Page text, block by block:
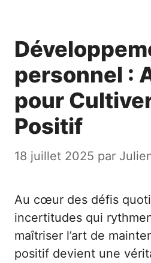
personnel :
pour
Positif
18 juillet 2025 par
Au cœur des défis
incertitudes qui
maîtriser l’art de
positif devient une